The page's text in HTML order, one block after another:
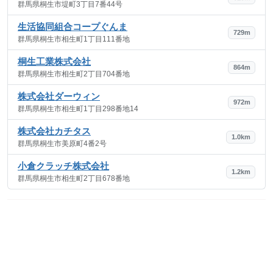
群馬県桐生市堤町3丁目7番44号
生活協同組合コープぐんま
群馬県桐生市相生町1丁目111番地
729m
桐生工業株式会社
群馬県桐生市相生町2丁目704番地
864m
株式会社ダーウィン
群馬県桐生市相生町1丁目298番地14
972m
株式会社カチタス
群馬県桐生市美原町4番2号
1.0km
小倉クラッチ株式会社
群馬県桐生市相生町2丁目678番地
1.2km